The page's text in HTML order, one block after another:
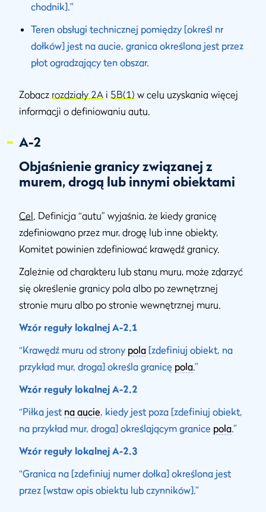
chodnik]."
Teren obsługi technicznej pomiędzy [określ nr
dołków] jest na aucie, granica określona jest przez
płot ogradzający ten obszar.
Zobacz rozdziały 2A i 5B(1) w celu uzyskania więcej
informacji o definiowaniu autu.
A-2
Objaśnienie granicy związanej z
murem, drogą lub innymi obiektami
Cel. Definicja “autu” wyjaśnia, że kiedy granicę
zdefiniowano przez mur, drogę lub inne obiekty,
Komitet powinien zdefiniować krawędź granicy.
Zależnie od charakteru lub stanu muru, może zdarzyć
się określenie granicy pola albo po zewnętrznej
stronie muru albo po stronie wewnętrznej muru.
Wzór reguły lokalnej A-2.1
“Krawędź muru od strony pola [zdefiniuj obiekt, na
przykład mur, droga] określa granicę pola.”
Wzór reguły lokalnej A-2.2
“Piłka jest na aucie, kiedy jest poza [zdefiniuj obiekt,
na przykład mur, droga] określającym granice pola.”
Wzór reguły lokalnej A-2.3
“Granica na [zdefiniuj numer dołka] określona jest
przez [wstaw opis obiektu lub czynników].”